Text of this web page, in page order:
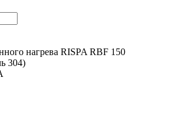
нагрева RISPA RBF 150
304)